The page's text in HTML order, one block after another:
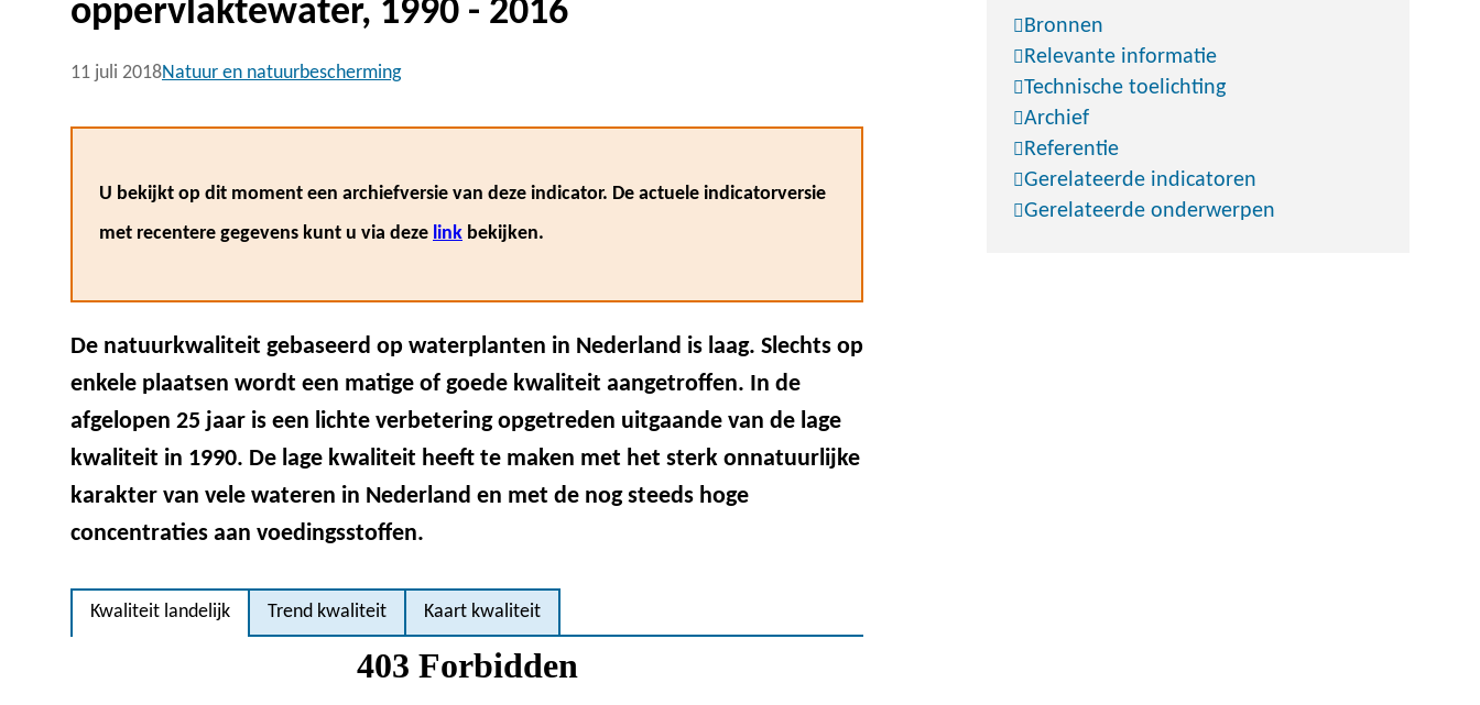
oppervlaktewater, 1990 - 2016
11 juli 2018Natuur en natuurbescherming
Bronnen
Relevante informatie
Technische toelichting
Archief
Referentie
Gerelateerde indicatoren
Gerelateerde onderwerpen
U bekijkt op dit moment een archiefversie van deze indicator. De actuele indicatorversie
met recentere gegevens kunt u via deze link bekijken.
De natuurkwaliteit gebaseerd op waterplanten in Nederland is laag. Slechts op
enkele plaatsen wordt een matige of goede kwaliteit aangetroffen. In de
afgelopen 25 jaar is een lichte verbetering opgetreden uitgaande van de lage
kwaliteit in 1990. De lage kwaliteit heeft te maken met het sterk onnatuurlijke
karakter van vele wateren in Nederland en met de nog steeds hoge
concentraties aan voedingsstoffen.
Kwaliteit landelijk Trend kwaliteit Kaart kwaliteit